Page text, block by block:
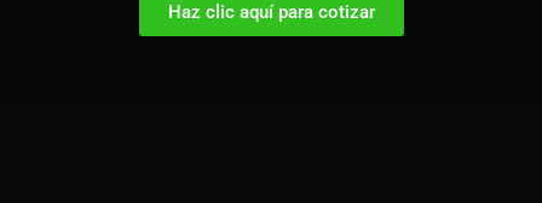
Haz clic aquí para cotizar